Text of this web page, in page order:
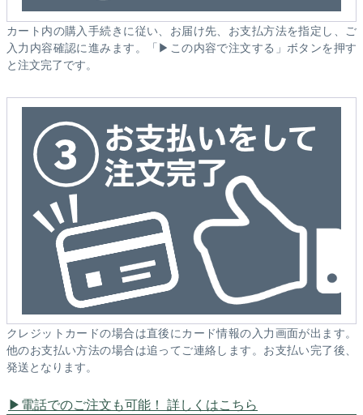
カート内の購入手続きに従い、お届け先、お支払方法を指定し、ご
入力内容確認に進みます。「▶この内容で注文する」ボタンを押す
と注文完了です。
クレジットカードの場合は直後にカード情報の入力画面が出ます。
他のお支払い方法の場合は追ってご連絡します。お支払い完了後、
発送となります。
電話でのご注文も可能！ 詳しくはこちら